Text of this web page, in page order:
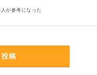
が参考になった
稿